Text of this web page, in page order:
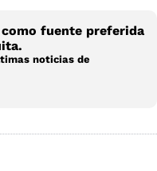
como fuente preferida
noticias de